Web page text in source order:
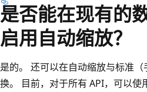
是否能在现有的
启用自动缩放？
是的。 还可以在自动缩放与标准
换。 目前，对于所有 API，可以使